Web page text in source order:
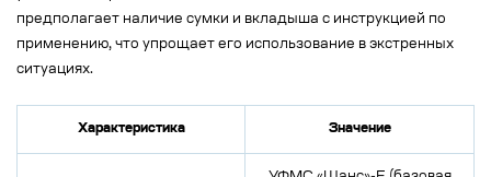
предполагает наличие сумки и вкладыша с инструкцией по
применению, что упрощает его использование в экстренных
ситуациях.
Характеристика Значение